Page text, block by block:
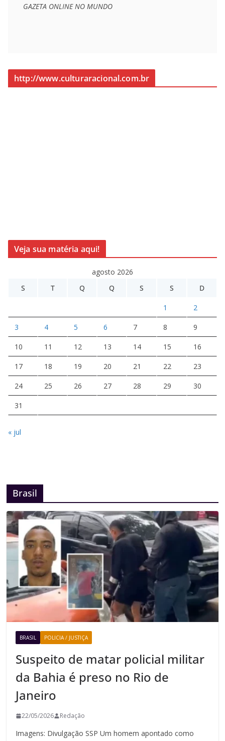
GAZETA ONLINE NO MUNDO
http://www.culturaracional.com.br
Veja sua matéria aqui!
agosto 2026
S
T Q Q S S D
1 2
3 4 5 6 7 8 9
10 11 12 13 14 15 16
17 18 19 20 21 22 23
24 25 26 27 28 29 30
31
« jul
Brasil
BRASIL POLICIA / JUSTIÇA
Suspeito de matar policial militar
da Bahia é preso no Rio de
Janeiro
22/05/2026 Redação
Imagens: Divulgação SSP Um homem apontado como